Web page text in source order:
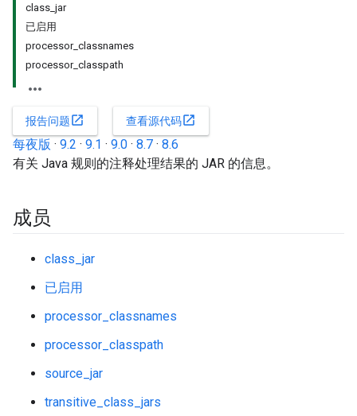
class_jar
已启用
processor_classnames
processor_classpath
报告问题open_in_new 查看源代码open_in_new
每夜版 · 9.2 · 9.1 · 9.0 · 8.7 · 8.6
有关 Java 规则的注释处理结果的 JAR 的信息。
成员
class_jar
已启用
processor_classnames
processor_classpath
source_jar
transitive_class_jars